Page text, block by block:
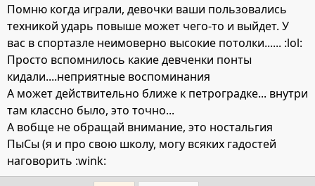
Помню когда играли, девочки ваши пользовались
техникой ударь повыше может чего-то и выйдет. У
вас в спортазле неимоверно высокие потолки...... :lol:
Просто вспомнилось какие девченки понты
кидали....неприятные воспоминания
А может действительно ближе к петроградке... внутри
там классно было, это точно...
А вобще не обращай внимание, это ностальгия
ПыСы (я и про свою школу, могу всяких гадостей
наговорить :wink: